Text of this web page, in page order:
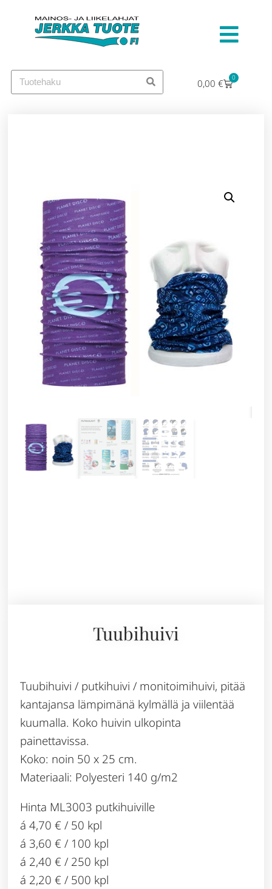
0,00 € 0
Tuubihuivi
Tuubihuivi / putkihuivi / monitoimihuivi, pitää
kantajansa lämpimänä kylmällä ja viilentää
kuumalla. Koko huivin ulkopinta
painettavissa.
Koko: noin 50 x 25 cm.
Materiaali: Polyesteri 140 g/m2
Hinta ML3003 putkihuiville
á 4,70 € / 50 kpl
á 3,60 € / 100 kpl
á 2,40 € / 250 kpl
á 2,20 € / 500 kpl